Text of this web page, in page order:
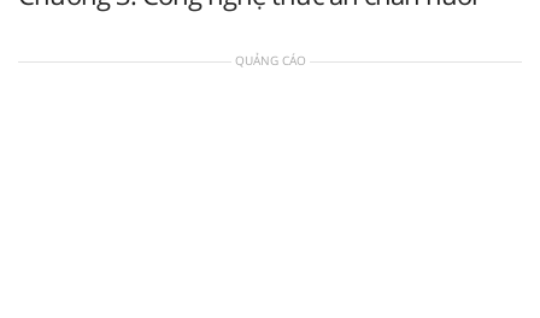
QUẢNG CÁO